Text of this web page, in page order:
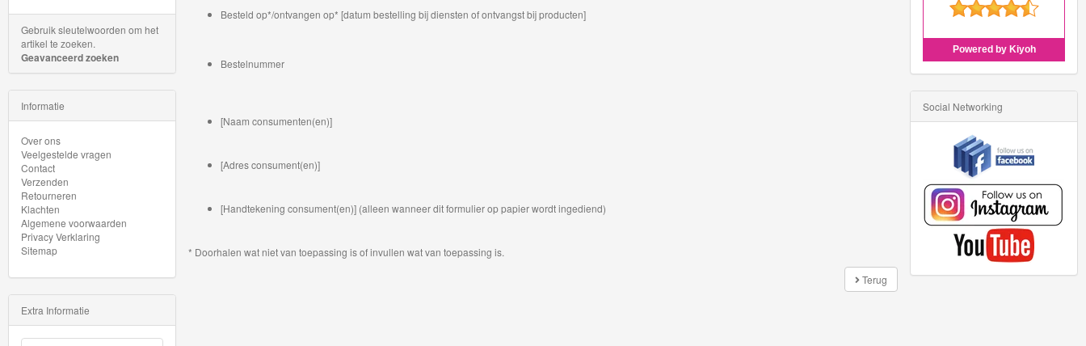
Thomas
de
Trein
Houten
Speelgoed
Thomas
Pre-
School
Chuggington
Hot
Wheels
Besteld op*/ontvangen op* [datum bestelling bij diensten of ontvangst bij producten]
Bestelnummer
[Naam consumenten(en)]
[Adres consument(en)]
[Handtekening consument(en)] (alleen wanneer dit formulier op papier wordt ingediend)
* Doorhalen wat niet van toepassing is of invullen wat van toepassing is.
Terug
Gebruik sleutelwoorden om het
artikel te zoeken.
Geavanceerd zoeken
Informatie
Over ons
Veelgestelde vragen
Contact
Verzenden
Retourneren
Klachten
Algemene voorwaarden
Privacy Verklaring
Sitemap
Extra Informatie
Social Networking